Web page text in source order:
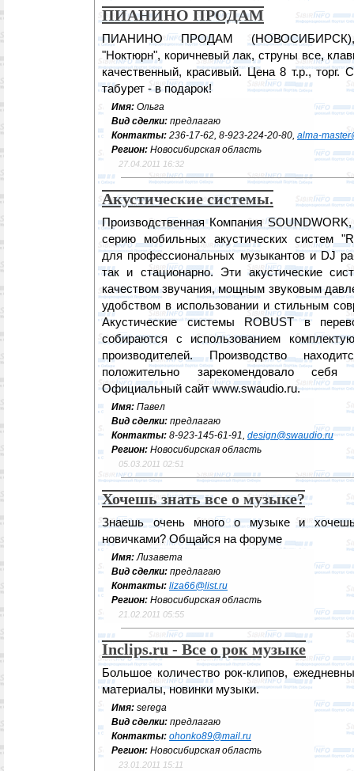
ПИАНИНО ПРОДАМ
ПИАНИНО ПРОДАМ (НОВОСИБИРСК),
"Ноктюрн", коричневый лак, струны все,
качественный, красивый. Цена 8 т.р., торг.
табурет - в подарок!
Имя: Ольга
Вид сделки: предлагаю
Контакты: 236-17-62, 8-923-224-20-80, alma-
Регион: Новосибирская область
27.04.2011 16:32
Акустические системы.
Производственная Компания
серию мобильных акустических систем
для профессиональных музыкантов и DJ
так и стационарно. Эти акустические
качеством звучания, мощным звуковым
удобством в использовании и стильным
Акустические системы ROBUST в
собираются с использованием
производителей. Производство
положительно зарекомендовало
Официальный сайт www.swaudio.ru.
Имя: Павел
Вид сделки: предлагаю
Контакты: 8-923-145-61-91, design@swaudio.ru
Регион: Новосибирская область
05.03.2011 02:51
Хочешь знать все о музыке?
Знаешь очень много о музыке и
новичками? Общайся на форуме
Имя:Лизавета
Вид сделки: предлагаю
Контакты: liza66@list.ru
Регион: Новосибирская область
21.02.2011 05:55
Inclips.ru - Все о рок музыке
Большое количество рок-клипов,
материалы, новинки музыки.
Имя: serega
Вид сделки: предлагаю
Контакты: ohonko89@mail.ru
Регион: Новосибирская область
23.01.2011 15:11